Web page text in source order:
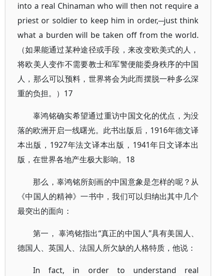
into a real Chinaman who will then not require a
priest or soldier to keep him in order,─just think
what a burden will be taken off from the world.
（如果能通过某种途径或手段，来改变欧美式的人，
将欧美人变作不需要教士和军警便能委身秩序的中国
人，那么可以预料，世界将会为此而摆脱一种多么深
重的负担。）17
辜鸿铭确实希望通过重访中国文化的优点，为没
落的欧洲开启一线曙光。此书出版后，1916年德文译
本出版，1927年法文译本出版，1941年日文译本出
版，在世界各地产生极大影响。18
那么，辜鸿铭所刻画的中国意象是怎样的呢？从
《中国人的精神》一书中，我们可以归纳出其中几个
最突出的面向：
第一， 辜鸿铭指出“真正的中国人”具有美国人、
德国人、英国人、法国人所欠缺的人格特质，他说：
In fact, in order to understand real